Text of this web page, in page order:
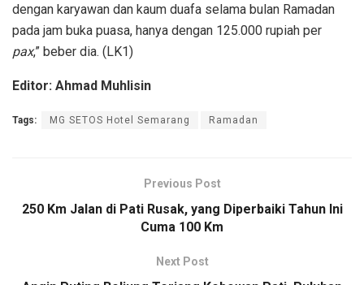
dengan karyawan dan kaum duafa selama bulan Ramadan
pada jam buka puasa, hanya dengan 125.000 rupiah per
pax,” beber dia. (LK1)
Editor: Ahmad Muhlisin
Tags: MG SETOS Hotel Semarang Ramadan
Previous Post
250 Km Jalan di Pati Rusak, yang Diperbaiki Tahun Ini
Cuma 100 Km
Next Post